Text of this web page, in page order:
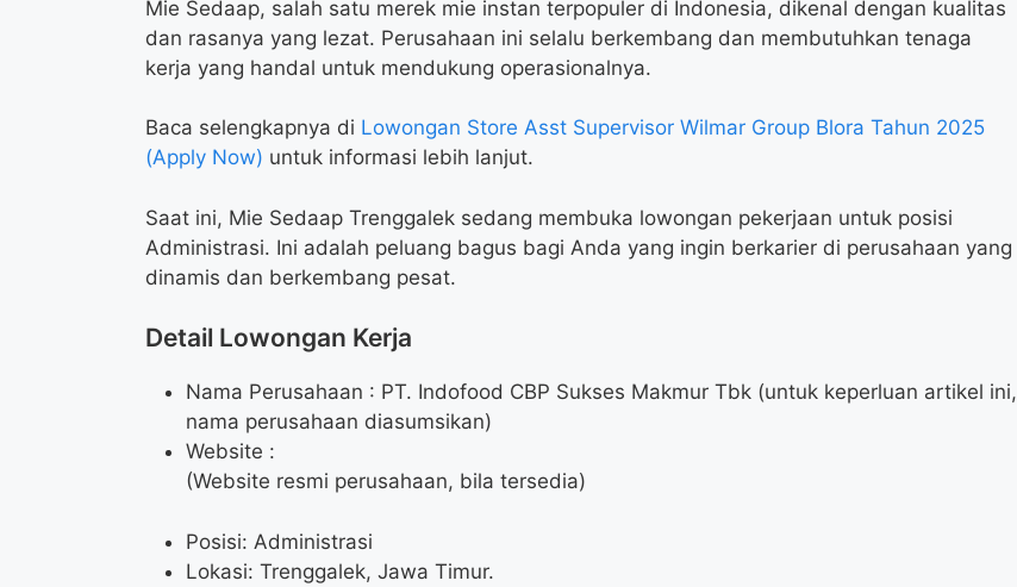
Mie Sedaap, salah satu merek mie instan terpopuler di Indonesia, dikenal dengan kualitas
dan rasanya yang lezat. Perusahaan ini selalu berkembang dan membutuhkan tenaga
kerja yang handal untuk mendukung operasionalnya.
Baca selengkapnya di Lowongan Store Asst Supervisor Wilmar Group Blora Tahun 2025
(Apply Now) untuk informasi lebih lanjut.
Saat ini, Mie Sedaap Trenggalek sedang membuka lowongan pekerjaan untuk posisi
Administrasi. Ini adalah peluang bagus bagi Anda yang ingin berkarier di perusahaan yang
dinamis dan berkembang pesat.
Detail Lowongan Kerja
Nama Perusahaan : PT. Indofood CBP Sukses Makmur Tbk (untuk keperluan artikel ini,
nama perusahaan diasumsikan)
Website :
(Website resmi perusahaan, bila tersedia)
Posisi: Administrasi
Lokasi: Trenggalek, Jawa Timur.